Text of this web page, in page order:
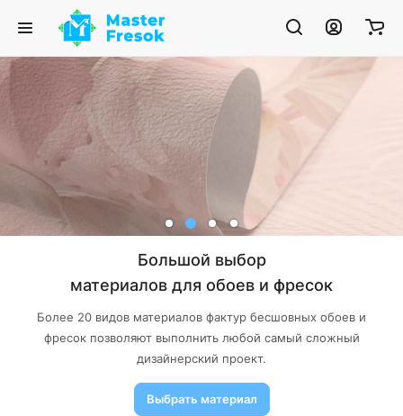
Большой выбор
материалов для обоев и фресок
Более 20 видов материалов фактур бесшовных обоев и
фресок позволяют выполнить любой самый сложный
дизайнерский проект.
Выбрать материал